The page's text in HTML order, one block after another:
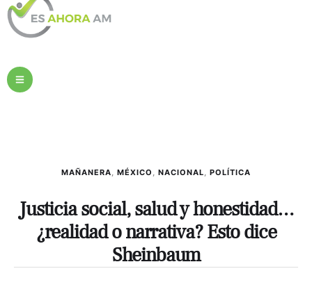
MAÑANERA, MÉXICO , NACIONAL, POLÍTICA
Justicia social, salud y honestidad…
¿realidad o narrativa? Esto dice
Sheinbaum